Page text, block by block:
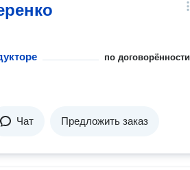
по договорённости
Чат Предложить заказ